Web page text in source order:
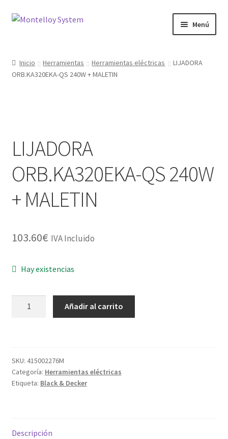
Ir
Ir
Menú
Ferretería
Protección Laboral
Contacto
Inicio Herramientas Herramientas eléctricas
LIJADORA
ORB.KA320EKA-QS 240W + MALETIN
LIJADORA
ORB.KA320EKA-QS 240W
+ MALETIN
103.60€ IVA Incluido
Hay existencias
MALETIN
cantidad
Añadir al carrito
SKU: 415002276M
Categoría: Herramientas eléctricas
Etiqueta: Black & Decker
Descripción